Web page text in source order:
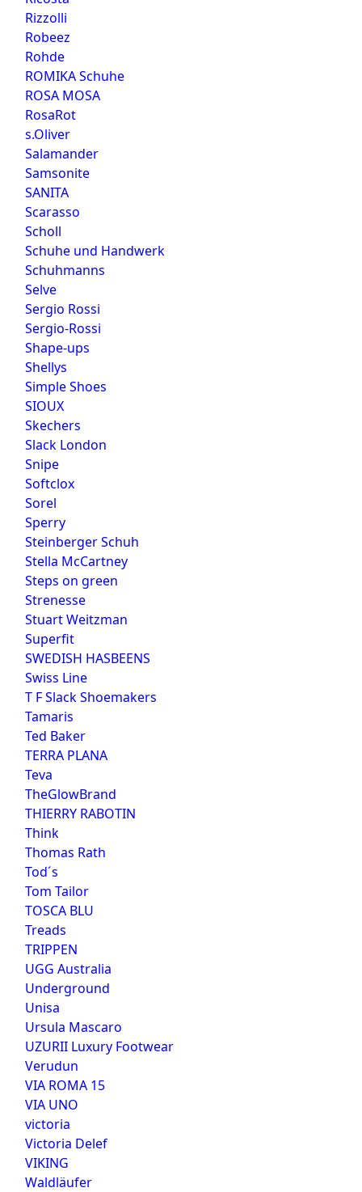
Rizzolli
Robeez
Rohde
ROMIKA Schuhe
ROSA MOSA
RosaRot
s.Oliver
Salamander
Samsonite
SANITA
Scarasso
Scholl
Schuhe und Handwerk
Schuhmanns
Selve
Sergio Rossi
Sergio-Rossi
Shape-ups
Shellys
Simple Shoes
SIOUX
Skechers
Slack London
Snipe
Softclox
Sorel
Sperry
Steinberger Schuh
Stella McCartney
Steps on green
Strenesse
Stuart Weitzman
Superfit
SWEDISH HASBEENS
Swiss Line
T F Slack Shoemakers
Tamaris
Ted Baker
TERRA PLANA
Teva
TheGlowBrand
THIERRY RABOTIN
Think
Thomas Rath
Tod´s
Tom Tailor
TOSCA BLU
Treads
TRIPPEN
UGG Australia
Underground
Unisa
Ursula Mascaro
UZURII Luxury Footwear
Verudun
VIA ROMA 15
VIA UNO
victoria
Victoria Delef
VIKING
Waldläufer